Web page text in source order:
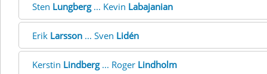
Sten Lungberg... Kevin Labajanian
Erik Larsson ... Sven Lidén
Kerstin Lindberg... Roger Lindholm